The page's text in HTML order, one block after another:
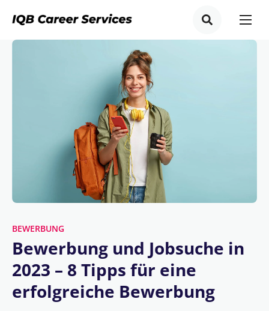
BEWERBUNG
Bewerbung und Jobsuche in
2023 – 8 Tipps für eine
erfolgreiche Bewerbung